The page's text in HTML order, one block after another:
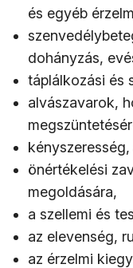
és egyéb
dohányzás,
táplálkozási és
alvászavarok,
önértékelési
megoldására,
a szellemi és
az elevenség,
az érzelmi